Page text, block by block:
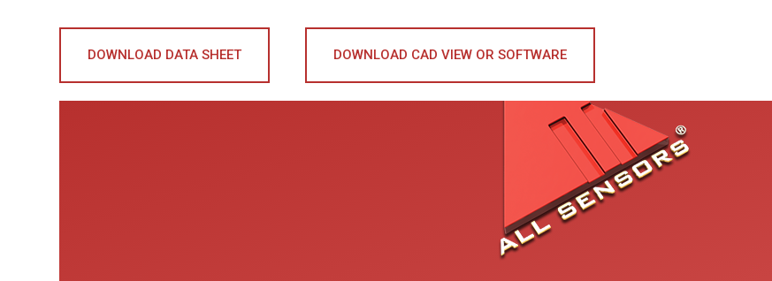
DOWNLOAD DATA SHEET DOWNLOAD CAD VIEW OR SOFTWARE